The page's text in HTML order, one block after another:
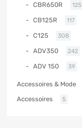
CBR650R 125
CB125R 117
C125 308
ADV350 242
ADV 150 39
Accessoires & Mode
Accessoires 5